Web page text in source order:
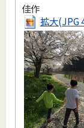
佳作
拡大(JPG